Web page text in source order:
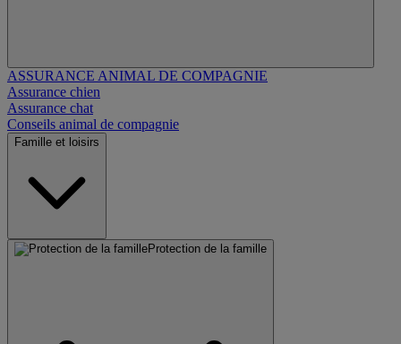
ASSURANCE ANIMAL DE COMPAGNIE
Assurance chien
Assurance chat
Conseils animal de compagnie
Famille et loisirs
Protection de la famille